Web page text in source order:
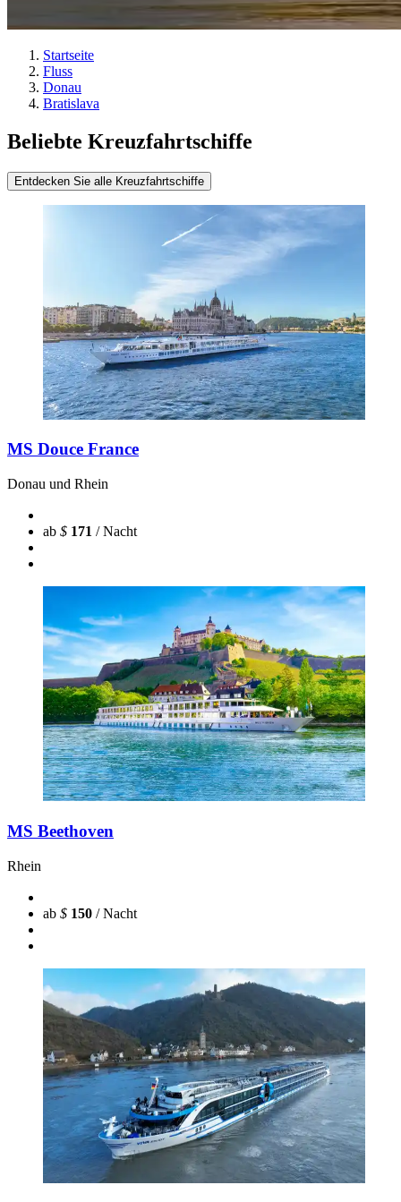
Startseite
Fluss
Donau
Bratislava
Beliebte Kreuzfahrtschiffe
Entdecken Sie alle Kreuzfahrtschiffe
MS Douce France
Donau und Rhein
ab $ 171 / Nacht
MS Beethoven
Rhein
ab $ 150 / Nacht